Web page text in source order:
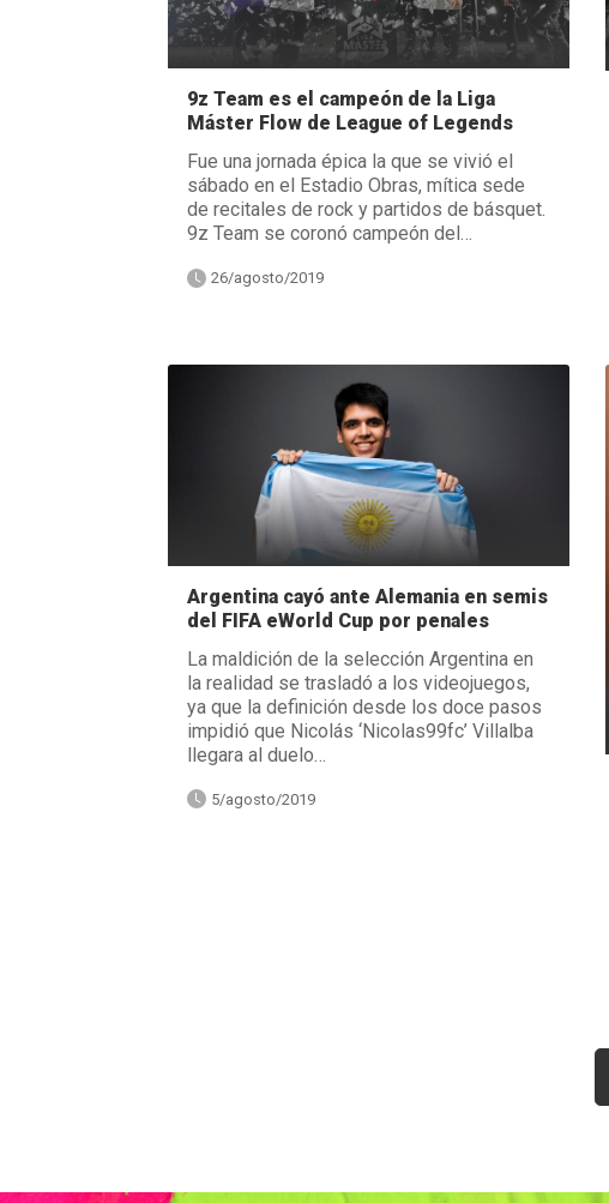
9z Team es el campeón de la Liga
Máster Flow de League of Legends
Fue una jornada épica la que se vivió el
sábado en el Estadio Obras, mítica sede
de recitales de rock y partidos de básquet.
9z Team se coronó campeón del…
26/agosto/2019
Argentina cayó ante Alemania en semis
del FIFA eWorld Cup por penales
La maldición de la selección Argentina en
la realidad se trasladó a los videojuegos,
ya que la definición desde los doce pasos
impidió que Nicolás ‘Nicolas99fc’ Villalba
llegara al duelo…
5/agosto/2019